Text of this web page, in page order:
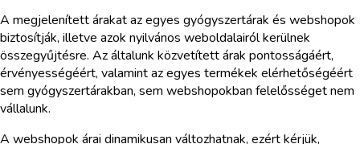
A megjelenített árakat az egyes gyógyszertárak és webshopok
biztosítják, illetve azok nyilvános weboldalairól kerülnek
összegyűjtésre. Az általunk közvetített árak pontosságáért,
érvényességéért, valamint az egyes termékek elérhetőségéért
sem gyógyszertárakban, sem webshopokban felelősséget nem
vállalunk.
A webshopok árai dinamikusan változhatnak, ezért kérjük,